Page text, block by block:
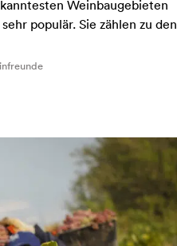
Weinbaugebieten
populär. Sie zählen zu den